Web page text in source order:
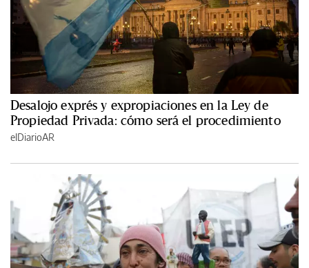
Desalojo exprés y expropiaciones en la Ley de
Propiedad Privada: cómo será el procedimiento
elDiarioAR